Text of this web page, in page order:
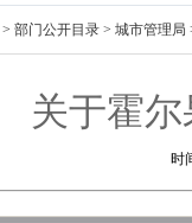
> 部门公开目录 > 城市管理局
关于霍
时